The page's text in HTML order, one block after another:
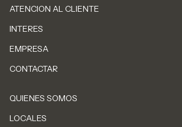
ATENCION AL CLIENTE
INTERES
EMPRESA
CONTACTAR
QUIENES SOMOS
LOCALES